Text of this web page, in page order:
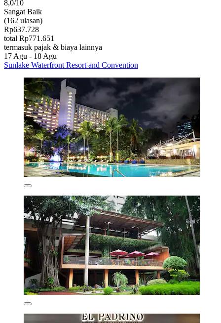
8,0/10
Sangat Baik
(162 ulasan)
Rp637.728
total Rp771.651
termasuk pajak & biaya lainnya
17 Agu - 18 Agu
Sunlake Waterfront Resort and Convention